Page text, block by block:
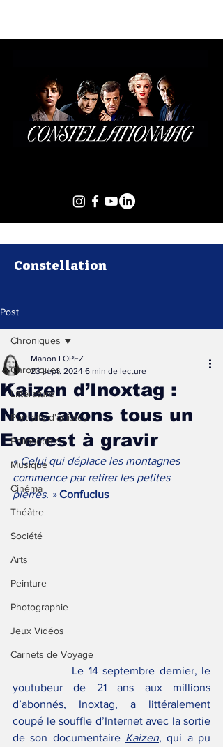
Constellation
Post
Chroniques
Littérature
Portraits d'artistes
Philosophie
Musique
Cinéma
Théâtre
Société
Arts
Peinture
Photographie
Jeux Vidéos
Carnets de Voyage
Chroniques
Kaizen d’Inoxtag :
Nous avons tous un
Everest à gravir
Manon LOPEZ
23 sept. 2024 6 min de lecture
« Celui qui déplace les montagnes
commence par retirer les petites
pierres. » Confucius
youtubeur de 21 ans aux millions
d’abonnés, Inoxtag, a littéralement
coupé le souffle d’Internet avec la sortie
de son documentaire Kaizen, qui a pu